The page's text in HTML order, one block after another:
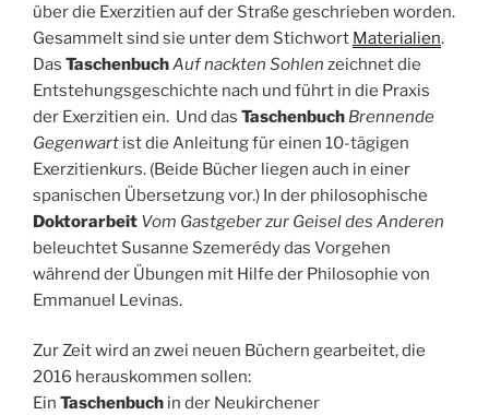
über die Exerzitien auf der Straße geschrieben worden.
Gesammelt sind sie unter dem Stichwort Materialien.
Das TaschenbuchAuf nackten Sohlen zeichnet die
Entstehungsgeschichte nach und führt in die Praxis
der Exerzitien ein. Und das Taschenbuch Brennende
Gegenwart ist die Anleitung für einen 10-tägigen
Exerzitienkurs. (Beide Bücher liegen auch in einer
spanischen Übersetzung vor.) In der philosophische
Doktorarbeit Vom Gastgeber zur Geisel des Anderen
beleuchtet Susanne Szemerédy das Vorgehen
während der Übungen mit Hilfe der Philosophie von
Emmanuel Levinas.
Zur Zeit wird an zwei neuen Büchern gearbeitet, die
2016 herauskommen sollen:
Ein Taschenbuch in der Neukirchener